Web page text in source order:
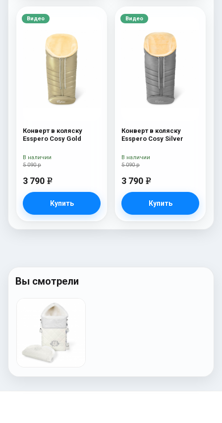
Видео
Конверт в коляску
Esspero Cosy Gold
5 090 р
3 790 e
Купить
В наличии
Видео
Конверт в коляску
Esspero Cosy Silver
5 090 р
3 790 e
Купить
В наличии
Вы смотрели